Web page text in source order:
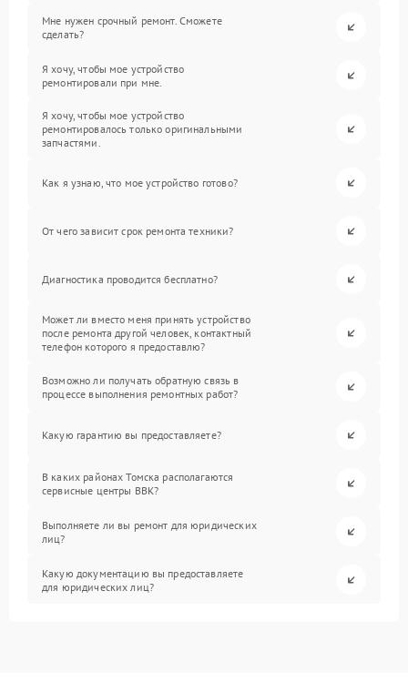
Мне нужен срочный ремонт. Сможете
сделать?
Я хочу, чтобы мое устройство
ремонтировали при мне.
Я хочу, чтобы мое устройство
ремонтировалось только оригинальными
запчастями.
Как я узнаю, что мое устройство готово?
От чего зависит срок ремонта техники?
Диагностика проводится бесплатно?
Может ли вместо меня принять устройство
после ремонта другой человек, контактный
телефон которого я предоставлю?
Возможно ли получать обратную связь в
процессе выполнения ремонтных работ?
Какую гарантию вы предоставляете?
В каких районах Томска располагаются
сервисные центры BBK?
Выполняете ли вы ремонт для юридических
лиц?
Какую документацию вы предоставляете
для юридических лиц?